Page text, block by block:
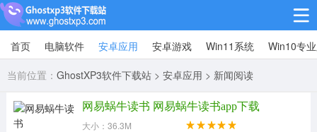
Win10专业版
Win10纯净版
Win11系统
首页 电脑软件 安卓应用 安卓游戏 Win11系统 Win10专
当前位置： GhostXP3软件下载站 > 安卓应用 > 新闻阅读
网易蜗牛读书 网易蜗牛读书app下载
大小：36.3M